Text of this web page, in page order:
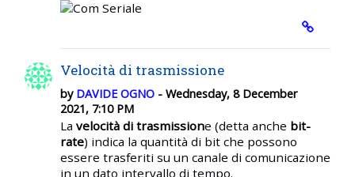
Velocità di trasmissione
by DAVIDE OGNO - Wednesday, 8 December
2021, 7:10 PM
La velocità di trasmissione (detta anche bit-
rate) indica la quantità di bit che possono
essere trasferiti su un canale di comunicazione
in un dato intervallo di tempo.